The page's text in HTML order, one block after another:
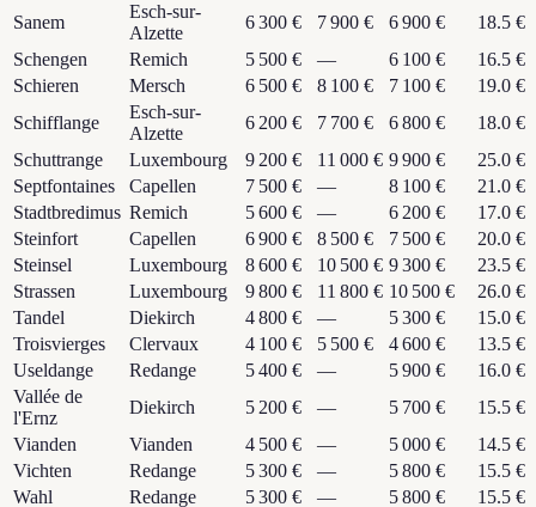
Sanem
Esch-sur-
Alzette
6 300 € 7 900 € 6 900 €
18.5 €
Schengen
Remich 5 500 € — 6 100 €
16.5 €
Schieren
Mersch 6 500 € 8 100 € 7 100 €
19.0 €
Schifflange
Esch-sur-
Alzette
6 200 € 7 700 € 6 800 €
18.0 €
Schuttrange
Luxembourg 9 200 € 11 000 € 9 900 €
25.0 €
Septfontaines
Capellen 7 500 € — 8 100 €
21.0 €
Stadtbredimus Remich 5 600 € — 6 200 €
17.0 €
Steinfort
Capellen 6 900 € 8 500 € 7 500 €
20.0 €
Steinsel
Luxembourg 8 600 € 10 500 € 9 300 €
23.5 €
Strassen
Luxembourg 9 800 € 11 800 € 10 500 €
26.0 €
Tandel
Diekirch 4 800 € — 5 300 €
15.0 €
Troisvierges
Clervaux 4 100 € 5 500 € 4 600 €
13.5 €
Useldange
Redange 5 400 € — 5 900 €
16.0 €
Vallée de
l'Ernz
Diekirch 5 200 € — 5 700 €
15.5 €
Vianden
Vianden 4 500 € — 5 000 €
14.5 €
Vichten
Redange 5 300 € — 5 800 €
15.5 €
Wahl
Redange 5 300 € — 5 800 €
15.5 €